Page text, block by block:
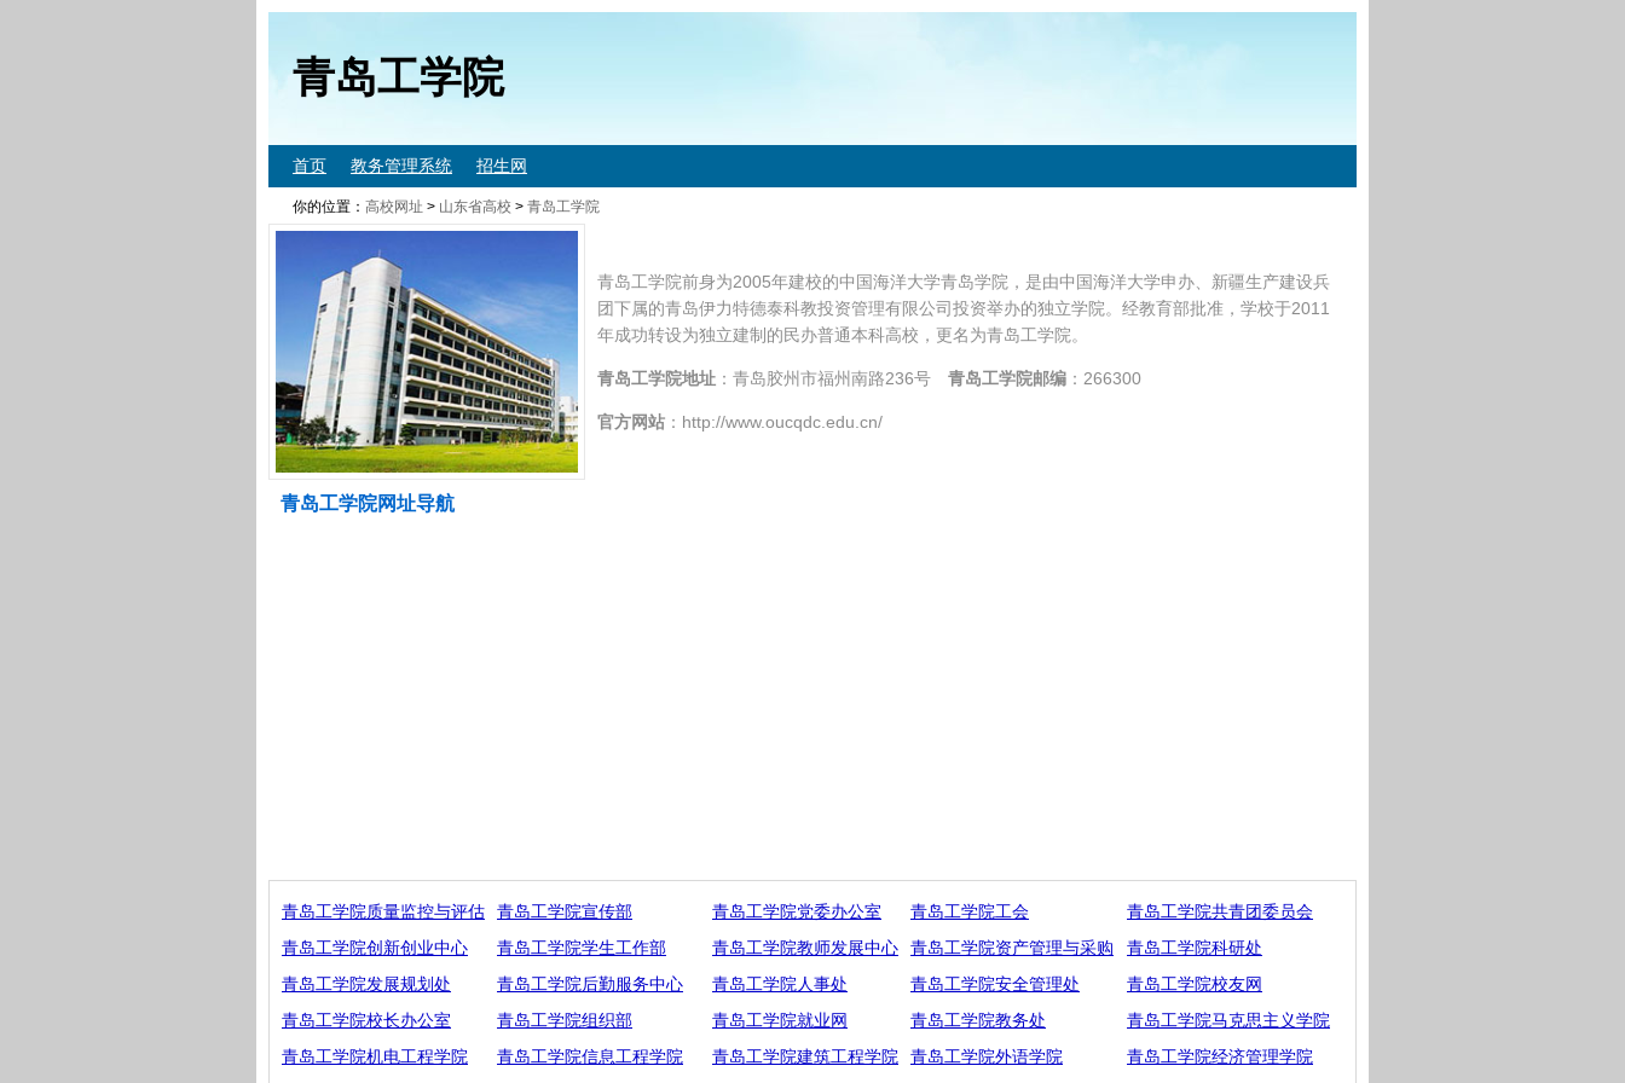
青岛工学院
首页 教务管理系统 招生网
你的位置： 高校网址 > 山东省高校 > 青岛工学院
青岛工学院前身为2005年建校的中国海洋大学青岛学院，是由中国海洋大学申办、新疆生产建设兵
团下属的青岛伊力特德泰科教投资管理有限公司投资举办的独立学院。经教育部批准，学校于2011
年成功转设为独立建制的民办普通本科高校，更名为青岛工学院。
青岛工学院地址 ：青岛胶州市福州南路236号 青岛工学院邮编 ：266300
官方网站 ：http://www.oucqdc.edu.cn/
青岛工学院网址导航
青岛工学院质量监控与评估 青岛工学院宣传部 青岛工学院党委办公室 青岛工学院工会
青岛工学院共青团委员会
青岛工学院创新创业中心
青岛工学院学生工作部 青岛工学院教师发展中心 青岛工学院资产管理与采购
青岛工学院科研处
青岛工学院发展规划处
青岛工学院后勤服务中心 青岛工学院人事处 青岛工学院安全管理处
青岛工学院校友网
青岛工学院校长办公室
青岛工学院组织部 青岛工学院就业网 青岛工学院教务处
青岛工学院马克思主义学院
青岛工学院机电工程学院
青岛工学院信息工程学院 青岛工学院建筑工程学院 青岛工学院外语学院 青岛工学院经济管理学院